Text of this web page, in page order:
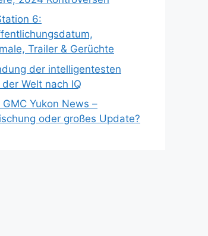
6:
Trailer & Gerüchte
der intelligentesten
Welt nach IQ
Yukon News –
oder großes Update?